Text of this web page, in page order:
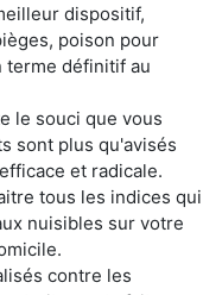
dispositif,
poison pour
terme définitif au
le souci que vous
sont plus qu'avisés
et radicale.
tous les indices qui
nuisibles sur votre
contre les